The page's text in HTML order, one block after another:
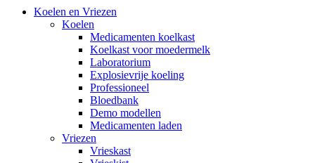
Koelen en Vriezen
Koelen
Medicamenten koelkast
Koelkast voor moedermelk
Laboratorium
Explosievrije koeling
Professioneel
Bloedbank
Demo modellen
Medicamenten laden
Vriezen
Vrieskast